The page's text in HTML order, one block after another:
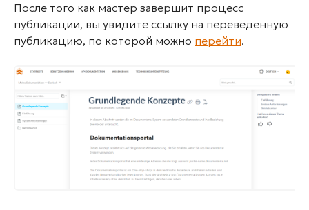
После того как мастер завершит процесс
публикации, вы увидите ссылку на переведенную
публикацию, по которой можно перейти.